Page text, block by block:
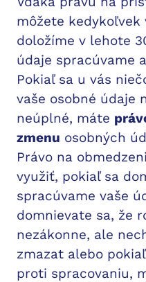
môžete kedykoľvek
doložíme v lehote
údaje spracúvame
Pokiaľ sa u vás
vaše osobné údaje
neúplné, máte
zmenu osobných
Právo na
využiť, pokiaľ sa
spracúvame vaše
domnievate sa, že
nezákonne, ale
zmazat alebo
proti spracovaniu,